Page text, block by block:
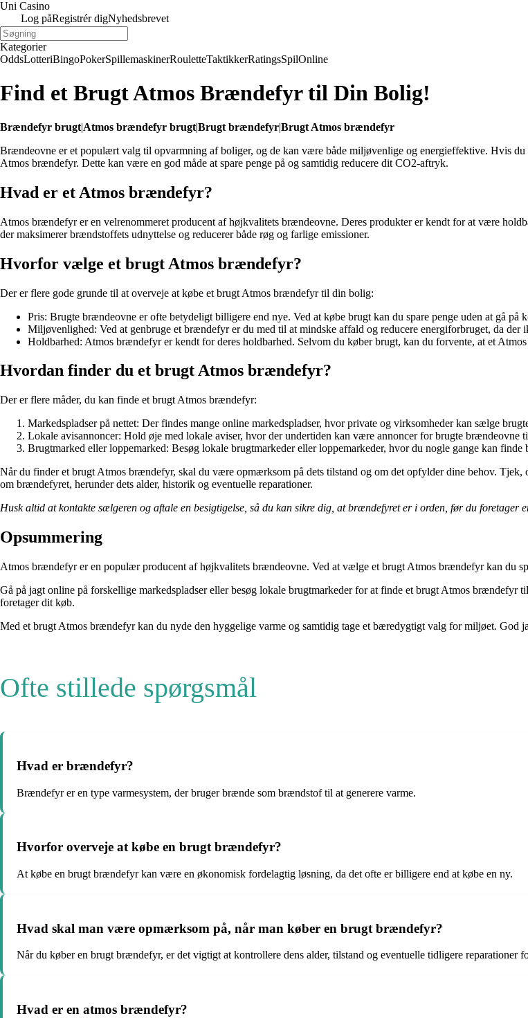
Uni Casino
Log påRegistrér digNyhedsbrevet
Kategorier
OddsLotteriBingoPokerSpillemaskinerRouletteTaktikkerRatingsSpilOnline
Find et Brugt Atmos Brændefyr til Din Bolig!
Brændefyr brugt|Atmos brændefyr brugt|Brugt brændefyr|Brugt Atmos brændefyr
Brændeovne er et populært valg til opvarmning af boliger, og de kan være både miljøvenlige og energieffektive. Hvis
Atmos brændefyr. Dette kan være en god måde at spare penge på og samtidig reducere dit CO2-aftryk.
Hvad er et Atmos brændefyr?
Atmos brændefyr er en velrenommeret producent af højkvalitets brændeovne. Deres produkter er kendt for at være
der maksimerer brændstoffets udnyttelse og reducerer både røg og farlige emissioner.
Hvorfor vælge et brugt Atmos brændefyr?
Der er flere gode grunde til at overveje at købe et brugt Atmos brændefyr til din bolig:
Pris: Brugte brændeovne er ofte betydeligt billigere end nye. Ved at købe brugt kan du spare penge uden at gå på
Miljøvenlighed: Ved at genbruge et brændefyr er du med til at mindske affald og reducere energiforbruget, da der
Holdbarhed: Atmos brændefyr er kendt for deres holdbarhed. Selvom du køber brugt, kan du forvente, at et
Hvordan finder du et brugt Atmos brændefyr?
Der er flere måder, du kan finde et brugt Atmos brændefyr:
Markedspladser på nettet: Der findes mange online markedspladser, hvor private og virksomheder kan sælge
Lokale avisannoncer: Hold øje med lokale aviser, hvor der undertiden kan være annoncer for brugte brændeovne
Brugtmarked eller loppemarked: Besøg lokale brugtmarkeder eller loppemarkeder, hvor du nogle gange kan finde
Når du finder et brugt Atmos brændefyr, skal du være opmærksom på dets tilstand og om det opfylder dine behov.
om brændefyret, herunder dets alder, historik og eventuelle reparationer.
Husk altid at kontakte sælgeren og aftale en besigtigelse, så du kan sikre dig, at brændefyret er i orden, før du foretager
Opsummering
Atmos brændefyr er en populær producent af højkvalitets brændeovne. Ved at vælge et brugt Atmos brændefyr kan du
Gå på jagt online på forskellige markedspladser eller besøg lokale brugtmarkeder for at finde et brugt Atmos
foretager dit køb.
Med et brugt Atmos brændefyr kan du nyde den hyggelige varme og samtidig tage et bæredygtigt valg for miljøet. God
Ofte stillede spørgsmål
Hvad er brændefyr?
Brændefyr er en type varmesystem, der bruger brænde som brændstof til at generere varme.
Hvorfor overveje at købe en brugt brændefyr?
At købe en brugt brændefyr kan være en økonomisk fordelagtig løsning, da det ofte er billigere end at købe en ny.
Hvad skal man være opmærksom på, når man køber en brugt brændefyr?
Når du køber en brugt brændefyr, er det vigtigt at kontrollere dens alder, tilstand og eventuelle tidligere reparationer
Hvad er en atmos brændefyr?